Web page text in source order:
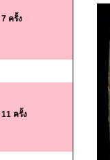
7 ครั้ง
11 ครั้ง